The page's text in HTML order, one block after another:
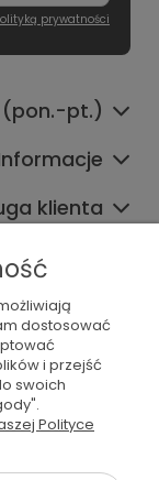
prywatności
(pon.-pt.)
klienta
dostosować
i przejść
swoich
Polityce